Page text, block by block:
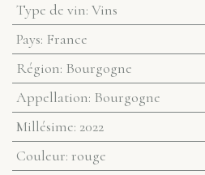
Type de vin: Vins
Pays: France
Région: Bourgogne
Appellation: Bourgogne
Millésime: 2022
Couleur: rouge